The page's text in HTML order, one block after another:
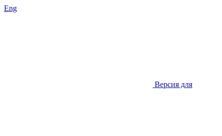
Eng
Версия для